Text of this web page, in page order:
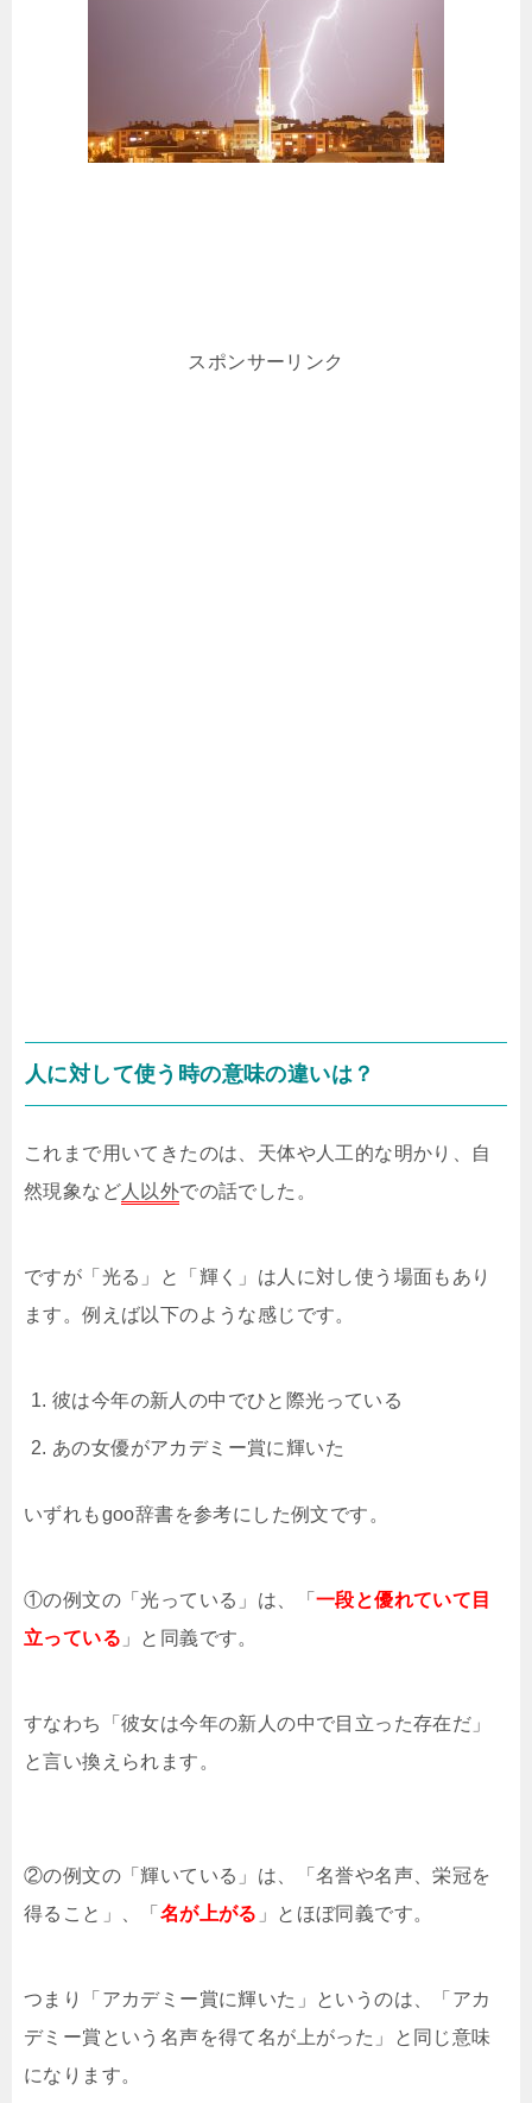
スポンサーリンク
人に対して使う時の意味の違いは？
これまで用いてきたのは、天体や人工的な明かり、自
然現象など 人以外での話でした。
ですが「光る」と「輝く」は人に対し使う場面もあり
ます。例えば以下のような感じです。
彼は今年の新人の中でひと際光っている
あの女優がアカデミー賞に輝いた
いずれもgoo辞書を参考にした例文です。
①の例文の「光っている」は、「 一段と優れていて目
立っている 」と同義です。
すなわち「彼女は今年の新人の中で目立った存在だ」
と言い換えられます。
②の例文の「輝いている」は、「名誉や名声、栄冠を
得ること」、「 名が上がる 」とほぼ同義です。
つまり「アカデミー賞に輝いた」というのは、「アカ
デミー賞という名声を得て名が上がった」と同じ意味
になります。